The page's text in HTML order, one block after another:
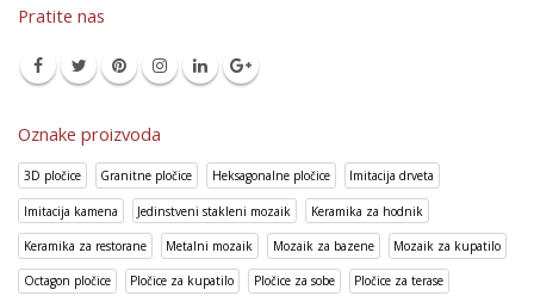
Pratite nas
Oznake proizvoda
3D pločice Granitne pločice Heksagonalne pločice Imitacija drveta
Imitacija kamena Jedinstveni stakleni mozaik Keramika za hodnik
Keramika za restorane Metalni mozaik Mozaik za bazene Mozaik za kupatilo
Octagon pločice Pločice za kupatilo Pločice za sobe Pločice za terase